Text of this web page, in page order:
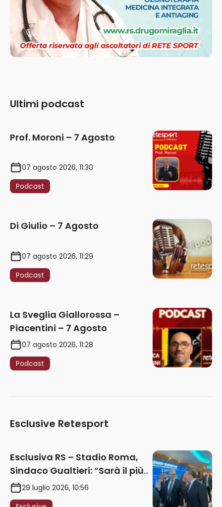
Ultimi podcast
Prof. Moroni – 7 Agosto
07 agosto 2026, 11:30
Podcast
Di Giulio – 7 Agosto
07 agosto 2026, 11:29
Podcast
La Sveglia Giallorossa –
Piacentini – 7 Agosto
07 agosto 2026, 11:28
Podcast
Esclusive Retesport
Esclusiva RS – Stadio Roma,
Sindaco Gualtieri: “Sarà il più
iconico del mondo. Assoluta
unità politica. Prima pietra nel
29 luglio 2026, 10:56